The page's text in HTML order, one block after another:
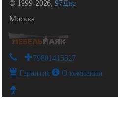
© 1999-2026,97Дис
Москва
+79801415527
Гарантия О компании